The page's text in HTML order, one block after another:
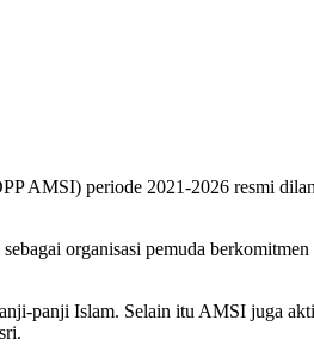
AMSI) periode 2021-2026 resmi
organisasi pemuda
panji Islam. Selain itu AMSI juga